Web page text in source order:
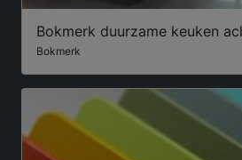
Bokmerk duurzame keuken
Bokmerk